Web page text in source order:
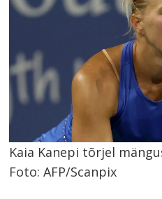
Kaia Kanepi tõrjel
Foto: AFP/Scanpix